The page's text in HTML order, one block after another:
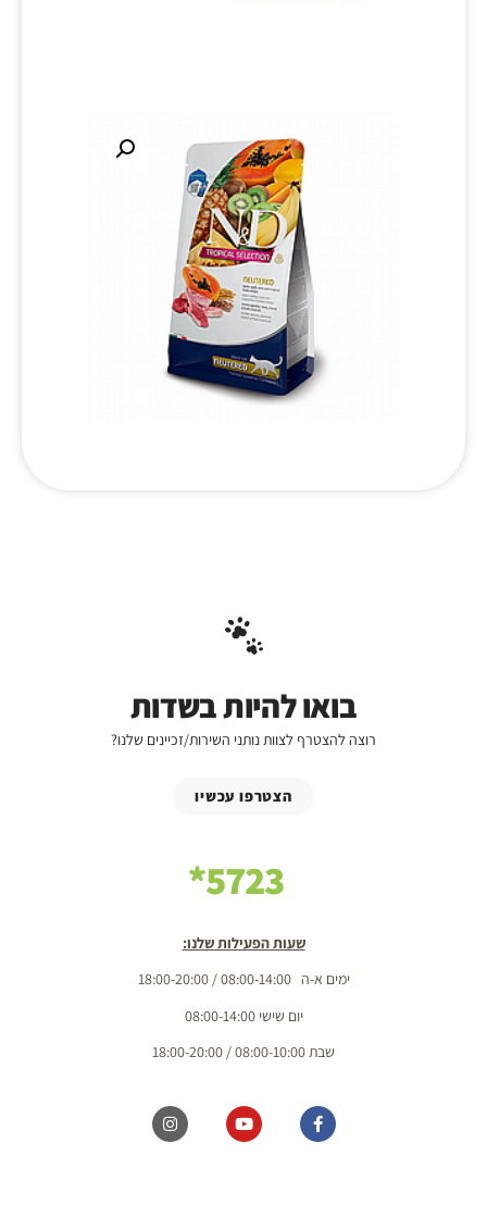
בואו להיות בשדות
רוצה להצטרף לצוות נותני השירות/זכיינים שלנו?
הצטרפו עכשיו
5723*
שעות הפעילות שלנו:
ימים א-ה 08:00-14:00 / 18:00-20:00
יום שישי 08:00-14:00
שבת 08:00-10:00 / 18:00-20:00